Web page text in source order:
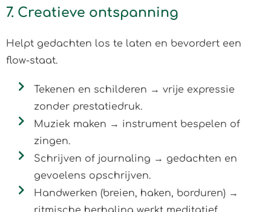
7. Creatieve ontspanning
Helpt gedachten los te laten en bevordert een
flow-staat.
Tekenen en schilderen → vrije expressie
zonder prestatiedruk.
Muziek maken → instrument bespelen of
zingen.
Schrijven of journaling → gedachten en
gevoelens opschrijven.
Handwerken (breien, haken, borduren) →